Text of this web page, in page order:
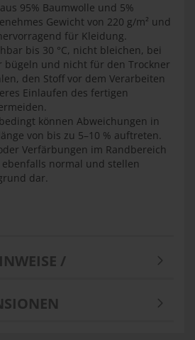
95% Baumwolle und 5%
Gewicht von 220 g/m² und
für Kleidung.
bis 30 °C, nicht bleichen, bei
bügeln und nicht für den Trockner
den Stoff vor dem Verarbeiten
Einlaufen des fertigen
können Abweichungen in
von bis zu 5–10 % auftreten.
Verfärbungen im Randbereich
normal und stellen
dar.
/